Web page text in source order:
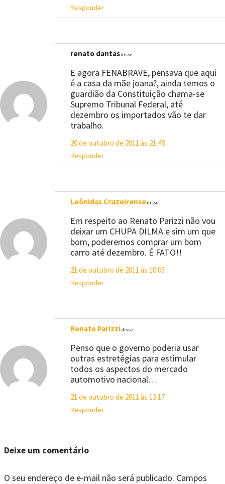
Responder
renato dantasdisse:
E agora FENABRAVE, pensava que aqui
é a casa da mãe joana?, ainda temos o
guardião da Constituição chama-se
Supremo Tribunal Federal, até
dezembro os importados vão te dar
trabalho.
20 de outubro de 2011 às 21:48
Responder
Leônidas Cruzeirensedisse:
Em respeito ao Renato Parizzi não vou
deixar um CHUPA DILMA e sim um que
bom, poderemos comprar um bom
carro até dezembro. É FATO!!
21 de outubro de 2011 às 10:05
Responder
Renato Parizzidisse:
Penso que o governo poderia usar
outras estretégias para estimular
todos os aspectos do mercado
automotivo nacional…
21 de outubro de 2011 às 13:17
Responder
Deixe um comentário
O seu endereço de e-mail não será publicado. Campos